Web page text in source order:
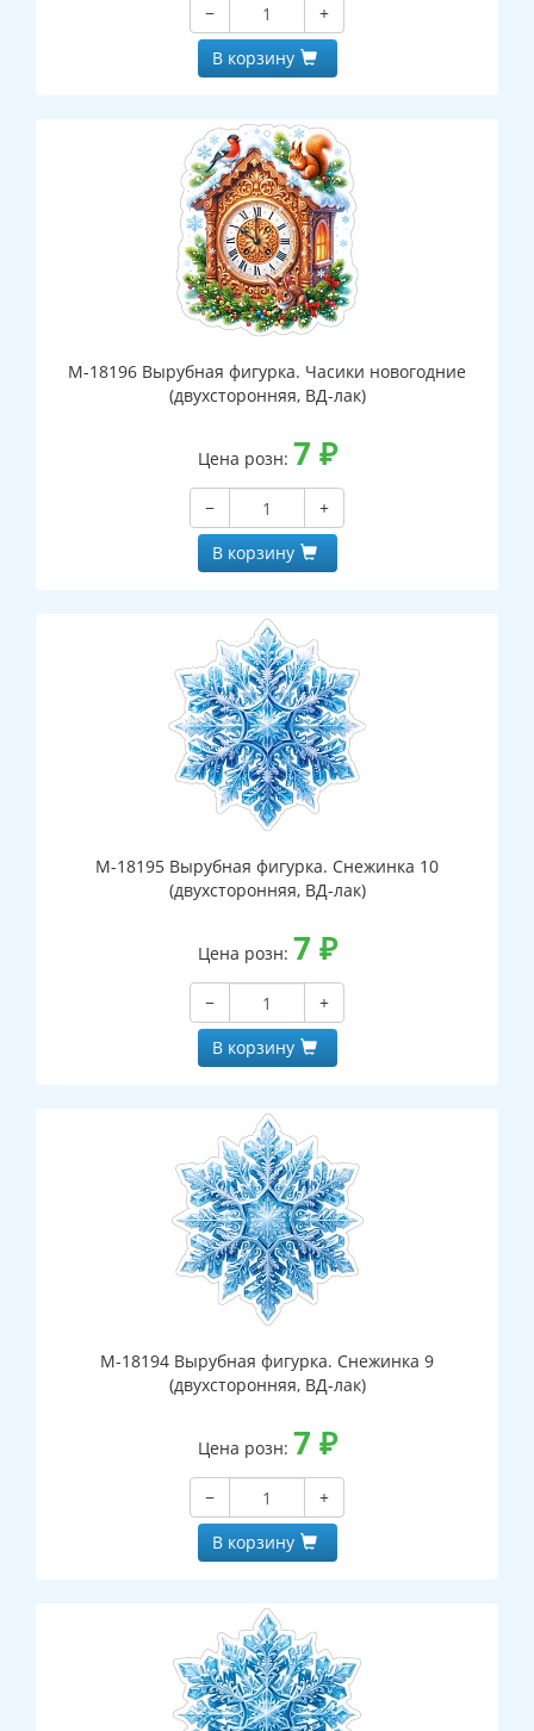
−
+
В корзину
М-18196 Вырубная фигурка. Часики новогодние
(двухсторонняя, ВД-лак)
Цена розн: 7 ₽
−
+
В корзину
М-18195 Вырубная фигурка. Снежинка 10
(двухсторонняя, ВД-лак)
Цена розн: 7 ₽
−
+
В корзину
М-18194 Вырубная фигурка. Снежинка 9
(двухсторонняя, ВД-лак)
Цена розн: 7 ₽
−
+
В корзину